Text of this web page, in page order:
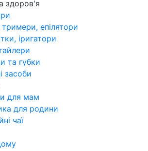
здоров'я
епілятори
іригатори
та губки
засоби
для мам
для родини
чаї